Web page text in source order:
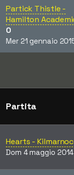
Partick Thistle -
Hamilton
0
Mer 21 gennaio
Partita
Hearts -
Dom 4 maggio 2014